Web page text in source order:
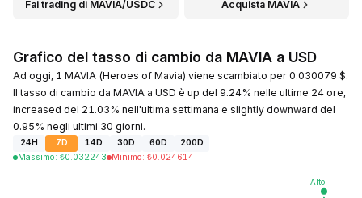
Fai trading di MAVIA/USDC Acquista MAVIA
Grafico del tasso di cambio da MAVIA a USD
Ad oggi, 1 MAVIA (Heroes of Mavia) viene scambiato per 0.030079 $.
Il tasso di cambio da MAVIA a USD è up del 9.24% nelle ultime 24 ore,
increased del 21.03% nell'ultima settimana e slightly downward del
0.95% negli ultimi 30 giorni.
24H 7D 14D 30D 60D
200D
Massimo: ₺0.032243 Minimo: ₺0.024614